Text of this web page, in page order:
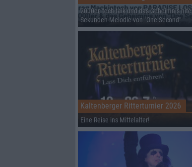
2000er, tech-talk und das Geheimnis
Sekunden-Melodie von "One Second"
Kaltenberger Ritterturnier 2026
Eine Reise ins Mittelalter!